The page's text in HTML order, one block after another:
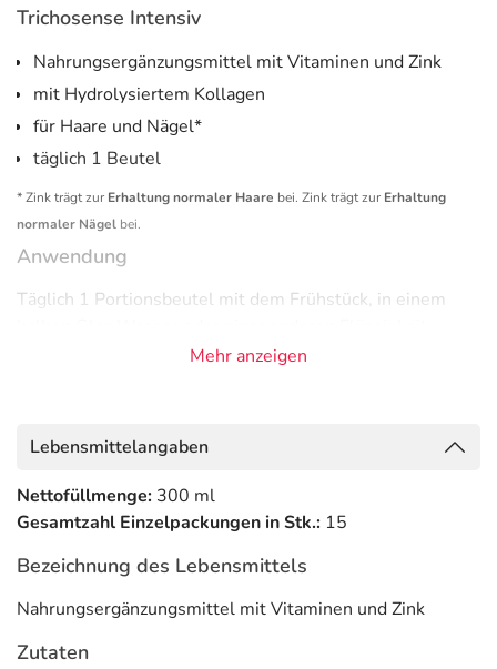
Trichosense Intensiv
Nahrungsergänzungsmittel mit Vitaminen und Zink
mit Hydrolysiertem Kollagen
für Haare und Nägel*
täglich 1 Beutel
* Zink trägt zur Erhaltung normaler Haare bei. Zink trägt zur Erhaltung
normaler Nägel bei.
Anwendung
Täglich 1 Portionsbeutel mit dem Frühstück, in einem
Hans Karrer GmbH
86165 Augsburg
Informationen zu diesem Lebensmittel (wie z. B. Zutaten,
Allergene) sind bei den Lebensmittelangaben als pdf
Mehr anzeigen
Lebensmittelangaben
Nettofüllmenge: 300 ml
Gesamtzahl Einzelpackungen in Stk.: 15
Bezeichnung des Lebensmittels
Nahrungsergänzungsmittel mit Vitaminen und Zink
Zutaten